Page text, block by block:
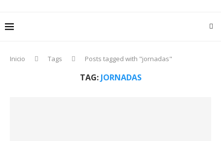
Inicio Tags Posts tagged with "jornadas"
TAG: JORNADAS